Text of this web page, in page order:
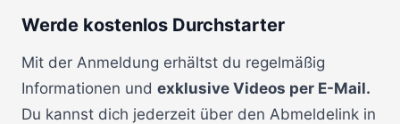
Werde kostenlos Durchstarter
Mit der Anmeldung erhältst du regelmäßig
Informationen und exklusive Videos per E-Mail.
Du kannst dich jederzeit über den Abmeldelink in